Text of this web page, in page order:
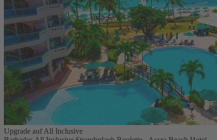
Upgrade auf All Inclusive